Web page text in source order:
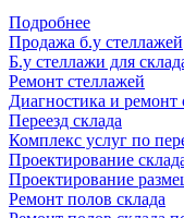
Подробнее
Продажа б.у стеллажей
Б.у стеллажи для
Ремонт стеллажей
Диагностика и ремонт
Переезд склада
Комплекс услуг по
Проектирование
Проектирование
Ремонт полов склада